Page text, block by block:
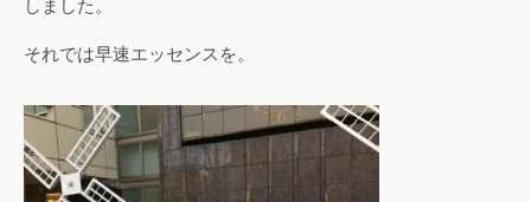
しました。
それでは早速エッセンスを。